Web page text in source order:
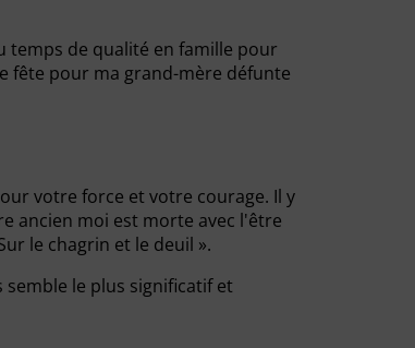
temps de qualité en famille pour
fête pour ma grand-mère défunte
votre force et votre courage. Il y
ancien moi est morte avec l'être
le chagrin et le deuil ».
le plus significatif et